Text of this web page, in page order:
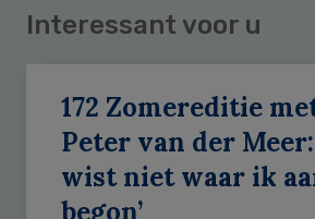
Interessant voor u
172 Zomereditie
Peter van der Meer:
wist niet waar ik
begon’